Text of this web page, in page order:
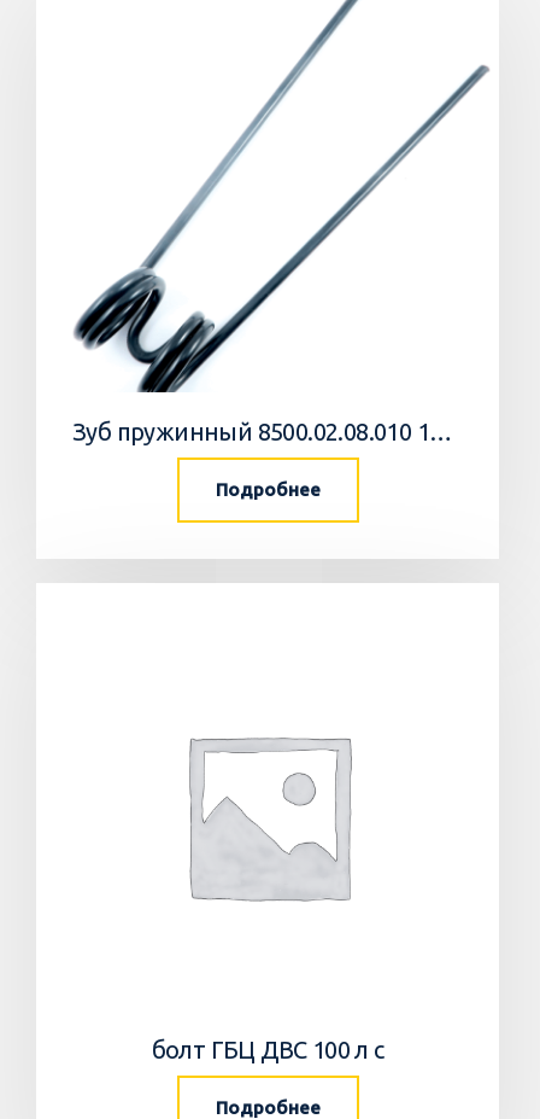
Зуб пружинный 8500.02.08.010 10 Агромастер
Подробнее
болт ГБЦ ДВС 100 л с
Подробнее